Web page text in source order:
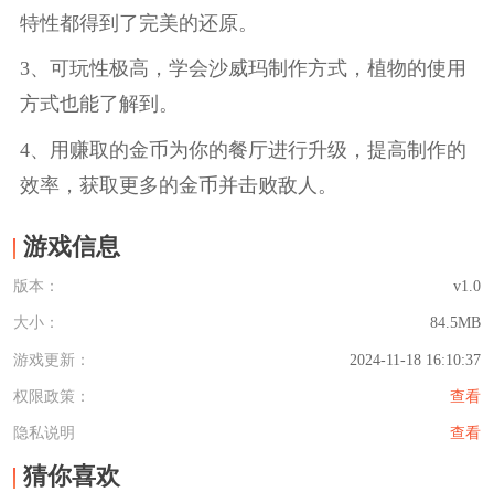
特性都得到了完美的还原。
3、可玩性极高，学会沙威玛制作方式，植物的使用
方式也能了解到。
4、用赚取的金币为你的餐厅进行升级，提高制作的
效率，获取更多的金币并击败敌人。
游戏信息
版本： v1.0
大小： 84.5MB
游戏更新： 2024-11-18 16:10:37
权限政策： 查看
隐私说明 查看
猜你喜欢